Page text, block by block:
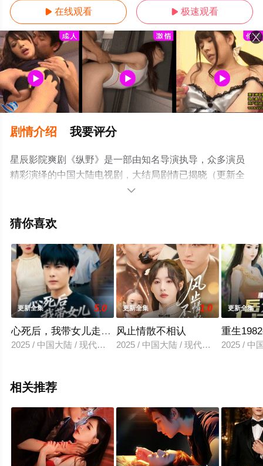
 在线观看  极速观看
剧情介绍 我要评分
星辰影院爽剧《纵野》是一部由知名导演执导，众多演员
精彩演绎的中国大陆电视剧，大结局剧情已揭晓（更新全
集），手机免费观看高清无删减完整版电视剧全集就上星
情网等平台了解。

猜你喜欢
更新全集 5.0
心死后，我带女儿走上巅峰路
2025 / 中国大陆 / 现代都市
更新全集 1.0
风止情散不相认
2025 / 中国大陆 / 现代都市
更新全集
重生
2025 / 中
相关推荐